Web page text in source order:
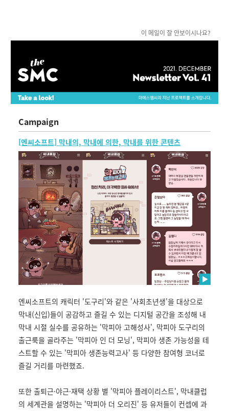
이 메일이 잘 안보이시나요?
Campaign
[엔씨소프트] 막내의, 막내에 의한, 막내를 위한 콘텐츠
엔씨소프트의 캐릭터 '도구리'와 같은 '사회초년생'을 대상으로
막내(신입)들이 공감하고 즐길 수 있는 디지털 공간을 조성해 내
막내 시절 실수를 공유하는 '막피아 고해성사', 막피아 도구리의
출근룩을 골라주는 '막피아 인 더 모닝', 막피아 생존 가능성을 테
스트할 수 있는 '막피아 생존능력고사' 등 다양한 참여형 코너로
즐길 거리를 마련했죠.
또한 출퇴근·야근·재택 상황 별 '막피아 플레이리스트', 막내클럽
의 세계관을 설명하는 '막피아 더 오리진' 등 유저들이 컨셉에 과